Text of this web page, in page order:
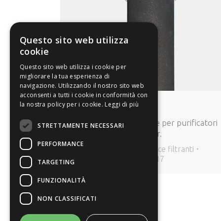
CAB
Cartucce antibatteriche per purificatori
purewater e clearwater.
Cartucce filtranti
By
6 maggio 2017
Questo sito web utilizza
cookie
Questo sito web utilizza i cookie per
migliorare la tua esperienza di
navigazione. Utilizzando il nostro sito web
acconsenti a tutti i cookie in conformità con
la nostra policy per i cookie. Leggi di più
STRETTAMENTE NECESSARI
PERFORMANCE
TARGETING
FUNZIONALITÀ
NON CLASSIFICATI